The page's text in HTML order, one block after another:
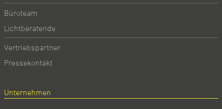
Büroteam
Lichtberatende
Vertriebspartner
Pressekontakt
Unternehmen